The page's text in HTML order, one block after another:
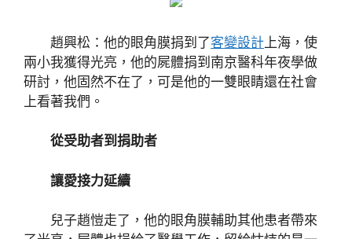
趙興松：他的眼角膜捐到了客變設計 上海，使
兩小我獲得光亮，他的屍體捐到南京醫科年夜學做
研討，他固然不在了，可是他的一雙眼睛還在社會
上看著我們。
從受助者到捐助者
讓愛接力延續
兒子趙愷走了，他的眼角膜輔助其他患者帶來